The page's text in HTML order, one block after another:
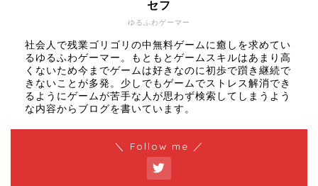
ゆるふわゲーマー
セフ
社会人で残業ゴリゴリの中無料ゲームに癒しを求めてい
るゆるふわゲーマー。もともとゲームスキルはあまり高
くないため今までゲームは好きなのに初歩で躓き継続で
きないことが多発。少しでもゲームでストレス解消でき
るようにゲームが苦手な人が思わず検索してしまうよう
な内容からブログを書いています。
＼ Follow me ／